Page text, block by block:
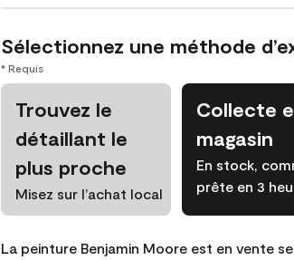
Sélectionnez une méthode
* Requis
Trouvez le
détaillant le
plus proche
Misez sur l’achat local
Collecte
magasin
En stock,
prête en 3
La peinture Benjamin Moore est en vente